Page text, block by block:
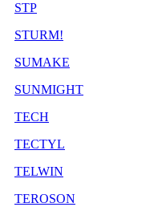
STP
STURM!
SUMAKE
SUNMIGHT
TECH
TECTYL
TELWIN
TEROSON